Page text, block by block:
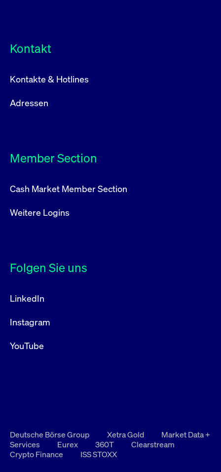
Kontakt
Kontakte & Hotlines
Adressen
Member Section
Cash Market Member Section
Weitere Logins
Folgen Sie uns
LinkedIn
Instagram
YouTube
Deutsche Börse Group Xetra Gold
Market Data +
Services
Eurex 360T
Clearstream
Crypto Finance
ISS STOXX